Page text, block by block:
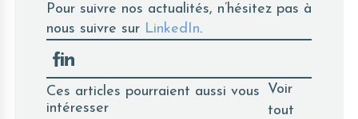
Pour suivre nos actualités, n’hésitez pas à
nous suivre sur LinkedIn.
Ces articles pourraient aussi vous
intéresser
Voir
tout